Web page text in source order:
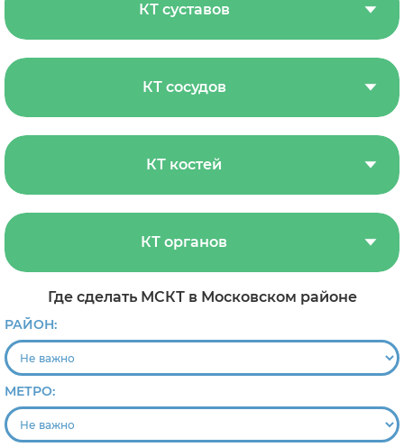
КТ суставов
КТ сосудов
КТ костей
КТ органов
Где сделать МСКТ в Московском районе
РАЙОН:
МЕТРО: